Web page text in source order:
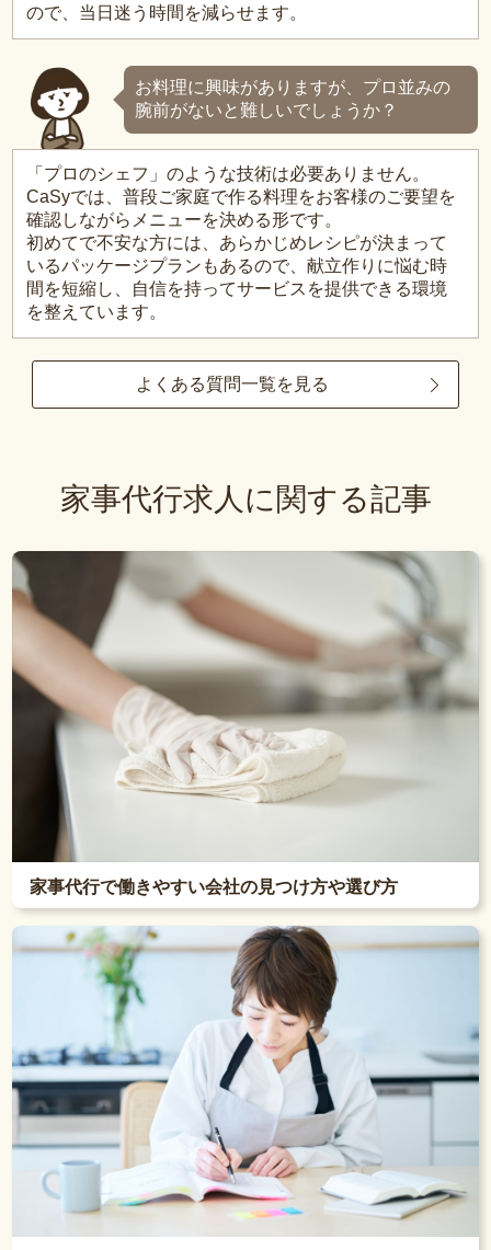
ので、当日迷う時間を減らせます。
お料理に興味がありますが、プロ並みの
腕前がないと難しいでしょうか？
「プロのシェフ」のような技術は必要ありません。
CaSyでは、普段ご家庭で作る料理をお客様のご要望を
確認しながらメニューを決める形です。
初めてで不安な方には、あらかじめレシピが決まって
いるパッケージプランもあるので、献立作りに悩む時
間を短縮し、自信を持ってサービスを提供できる環境
を整えています。
よくある質問一覧を見る
家事代行求人に関する記事
家事代行で働きやすい会社の見つけ方や選び方